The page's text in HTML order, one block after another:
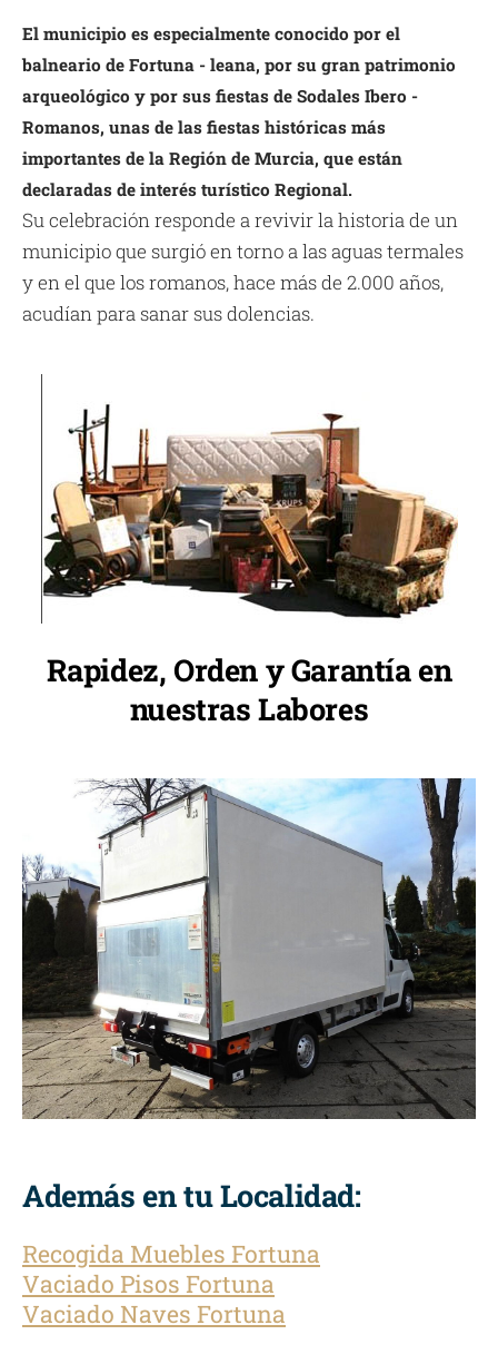
El municipio es especialmente conocido por el
balneario de Fortuna - leana, por su gran patrimonio
arqueológico y por sus fiestas de Sodales Ibero -
Romanos, unas de las fiestas históricas más
importantes de la Región de Murcia, que están
declaradas de interés turístico Regional.
Su celebración responde a revivir la historia de un
municipio que surgió en torno a las aguas termales
y en el que los romanos, hace más de 2.000 años,
acudían para sanar sus dolencias.
Rapidez, Orden y Garantía en
nuestras Labores
Además en tu Localidad:
Recogida Muebles Fortuna
Vaciado Pisos Fortuna
Vaciado Naves Fortuna